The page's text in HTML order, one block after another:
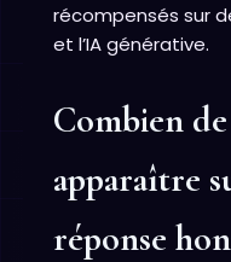
récompensés sur
et l’IA générative.
Combien
apparaître
réponse